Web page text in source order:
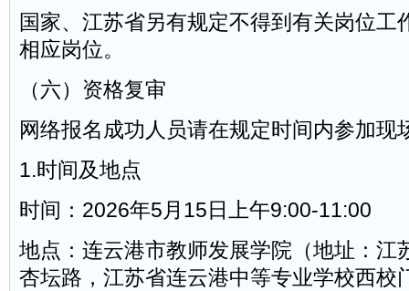
国家、江苏省另有规定不得到有关岗位工
相应岗位。
（六）资格复审
网络报名成功人员请在规定时间内参加现
1.时间及地点
时间：2026年5月15日上午9:00-11:00
地点：连云港市教师发展学院（地址：江
杏坛路，江苏省连云港中等专业学校西校